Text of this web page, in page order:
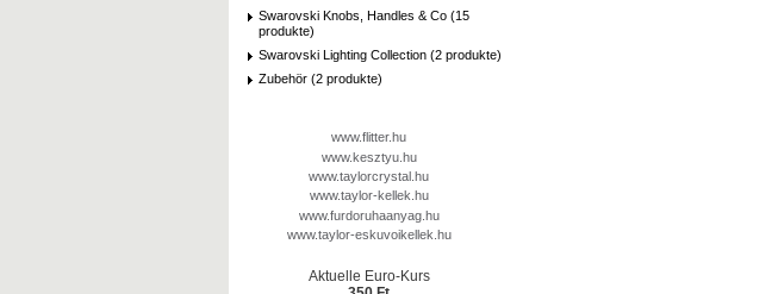
Swarovski Knobs, Handles & Co (15
produkte)
Swarovski Lighting Collection (2 produkte)
Zubehör (2 produkte)
www.flitter.hu
www.kesztyu.hu
www.taylorcrystal.hu
www.taylor-kellek.hu
www.furdoruhaanyag.hu
www.taylor-eskuvoikellek.hu
Aktuelle Euro-Kurs